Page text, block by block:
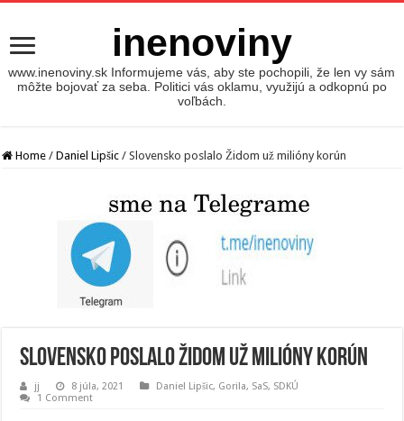
inenoviny
www.inenoviny.sk Informujeme vás, aby ste pochopili, že len vy sám
môžte bojovať za seba. Politici vás oklamu, využijú a odkopnú po
voľbách.
Home / Daniel Lipšic / Slovensko poslalo Židom už milióny korún
Slovensko poslalo Židom už milióny korún
jj 8 júla, 2021 Daniel Lipšic, Gorila, SaS, SDKÚ
1 Comment